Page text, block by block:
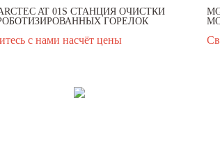
AT 01S СТАНЦИЯ ОЧИСТКИ
ГОРЕЛОК
с нами насчёт цены